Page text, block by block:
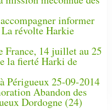
informer
révolte Harkie
France, 14 juillet au 25
la fierté Harki de
Périgueux 25-09-2014
Abandon des
Dordogne (24)